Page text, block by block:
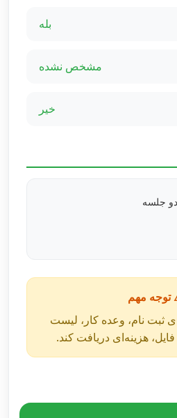
بله
مشخص نشده
خیر
جلسه
توجه مهم
ثبت نام، وعده کار، لیست
فایل، هزینه‌ای دریافت کند.